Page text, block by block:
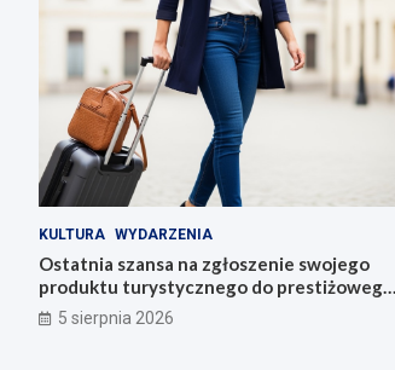
KULTURA WYDARZENIA
Ostatnia szansa na zgłoszenie swojego
produktu turystycznego do prestiżowego
konkursu POT
5 sierpnia 2026